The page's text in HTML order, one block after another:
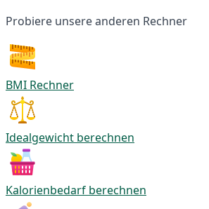
Probiere unsere anderen Rechner
BMI Rechner
Idealgewicht berechnen
Kalorienbedarf berechnen